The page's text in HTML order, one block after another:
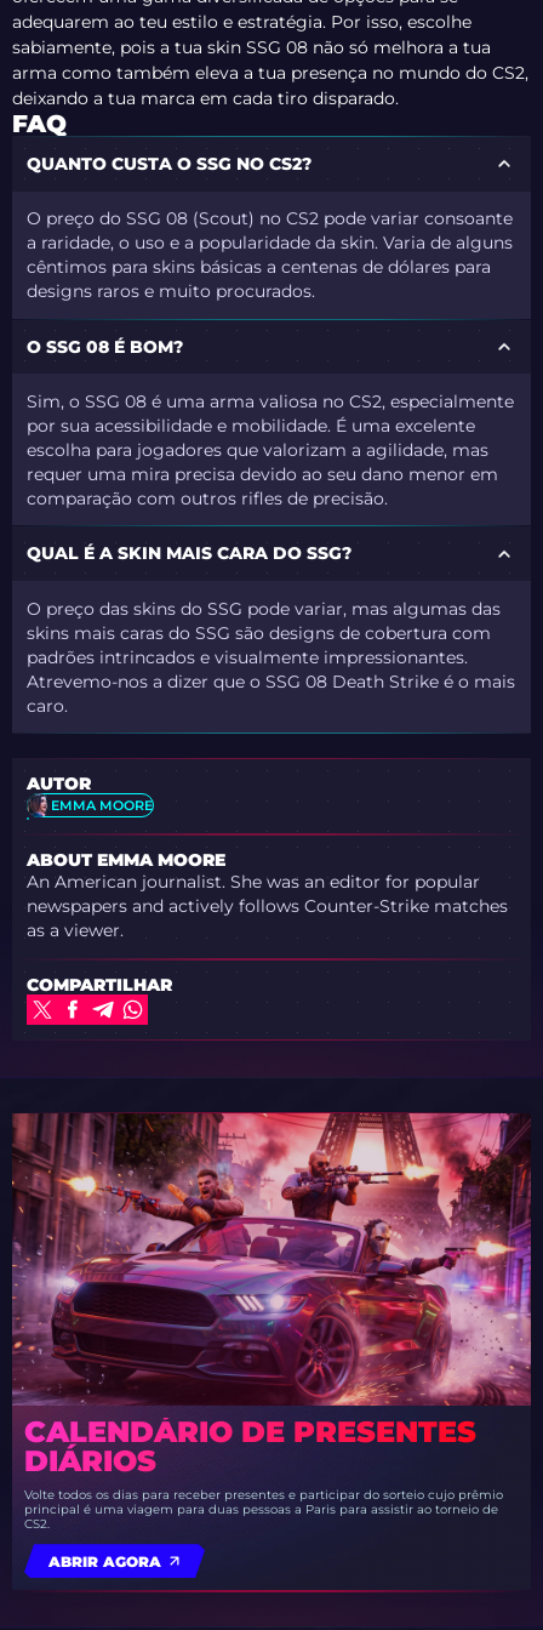
adequarem ao teu estilo e estratégia. Por isso, escolhe
sabiamente, pois a tua skin SSG 08 não só melhora a tua
arma como também eleva a tua presença no mundo do CS2,
deixando a tua marca em cada tiro disparado.
FAQ
QUANTO CUSTA O SSG NO CS2?
O preço do SSG 08 (Scout) no CS2 pode variar consoante
a raridade, o uso e a popularidade da skin. Varia de alguns
cêntimos para skins básicas a centenas de dólares para
designs raros e muito procurados.
O SSG 08 É BOM?
Sim, o SSG 08 é uma arma valiosa no CS2, especialmente
por sua acessibilidade e mobilidade. É uma excelente
escolha para jogadores que valorizam a agilidade, mas
requer uma mira precisa devido ao seu dano menor em
comparação com outros rifles de precisão.
QUAL É A SKIN MAIS CARA DO SSG?
O preço das skins do SSG pode variar, mas algumas das
skins mais caras do SSG são designs de cobertura com
padrões intrincados e visualmente impressionantes.
Atrevemo-nos a dizer que o SSG 08 Death Strike é o mais
caro.
AUTOR
EMMA MOORE
ABOUT EMMA MOORE
An American journalist. She was an editor for popular
newspapers and actively follows Counter-Strike matches
as a viewer.
COMPARTILHAR
CALENDÁRIO DE PRESENTES
DIÁRIOS
Volte todos os dias para receber presentes e participar do sorteio cujo prêmio
principal é uma viagem para duas pessoas a Paris para assistir ao torneio de
CS2.
ABRIR AGORA